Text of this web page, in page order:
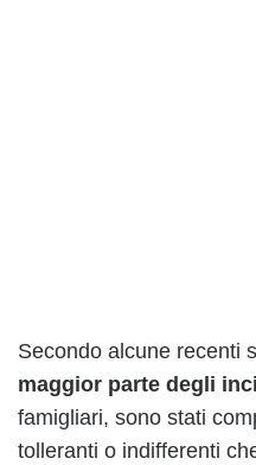
Secondo alcune recenti
maggior parte degli
famigliari, sono stati
tolleranti o indifferenti